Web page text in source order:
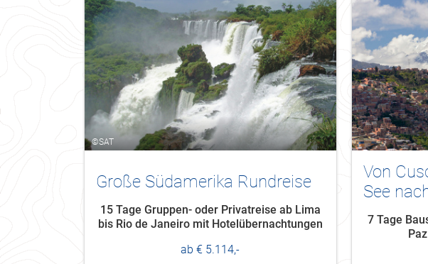
©SAT
Große Südamerika Rundreise
15 Tage Gruppen- oder Privatreise ab Lima
bis Rio de Janeiro mit Hotelübernachtungen
ab € 5.114,-
Von
See
7 Tage